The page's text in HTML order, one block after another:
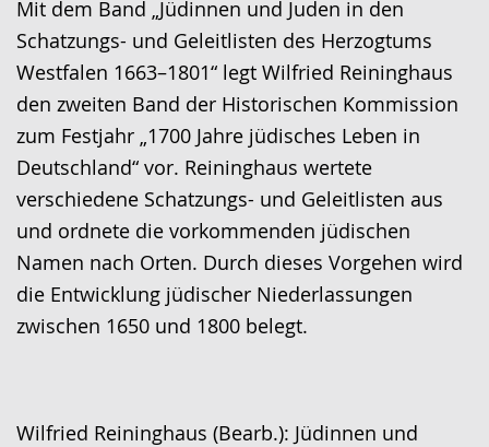
Gebärdensprache
wird
angezeigt.
Mit dem Band „Jüdinnen und Juden in den
Schatzungs- und Geleitlisten des Herzogtums
Westfalen 1663–1801“ legt Wilfried Reininghaus
den zweiten Band der Historischen Kommission
zum Festjahr „1700 Jahre jüdisches Leben in
Deutschland“ vor. Reininghaus wertete
verschiedene Schatzungs- und Geleitlisten aus
und ordnete die vorkommenden jüdischen
Namen nach Orten. Durch dieses Vorgehen wird
die Entwicklung jüdischer Niederlassungen
zwischen 1650 und 1800 belegt.
Wilfried Reininghaus (Bearb.): Jüdinnen und